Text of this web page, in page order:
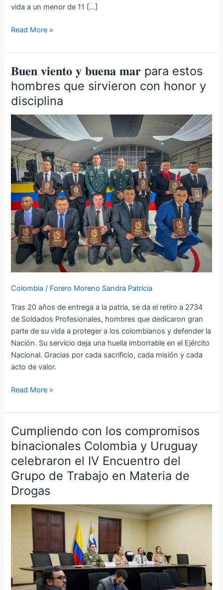
vida a un menor de 11 […]
Read More »
𝐁𝐮𝐞𝐧 𝐯𝐢𝐞𝐧𝐭𝐨 𝐲 𝐛𝐮𝐞𝐧𝐚 𝐦𝐚𝐫 para estos
hombres que sirvieron con honor y
disciplina
Colombia / Forero Moreno Sandra Patricia
Tras 20 años de entrega a la patria, se da el retiro a 2734
de Soldados Profesionales, hombres que dedicaron gran
parte de su vida a proteger a los colombianos y defender la
Nación. Su servicio deja una huella imborrable en el Ejército
Nacional. Gracias por cada sacrificio, cada misión y cada
acto de valor.
𝐁𝐮𝐞𝐧
𝐯𝐢𝐞𝐧𝐭𝐨
𝐲
𝐛𝐮𝐞𝐧𝐚
𝐦𝐚𝐫
para
estos
hombres
que
sirvieron
honor
y
disciplina
Read More »
Cumpliendo con los compromisos
binacionales Colombia y Uruguay
celebraron el IV Encuentro del
Grupo de Trabajo en Materia de
Drogas
Cumpliendo
con
los
compromisos
binacionales
Colombia
Uruguay
celebraron
el
IV
Encuentro
del
Grupo